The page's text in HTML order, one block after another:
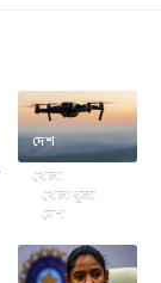
দেশ
খেলা
খেলাধূলা
দেশ